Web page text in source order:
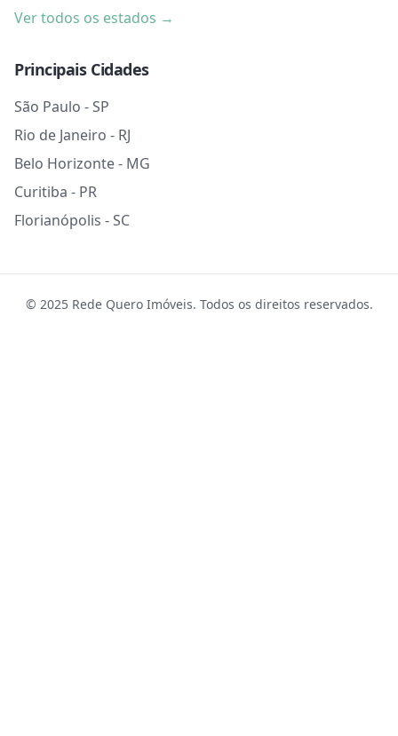
Ver todos os estados →
Principais Cidades
São Paulo - SP
Rio de Janeiro - RJ
Belo Horizonte - MG
Curitiba - PR
Florianópolis - SC
© 2025 Rede Quero Imóveis. Todos os direitos reservados.